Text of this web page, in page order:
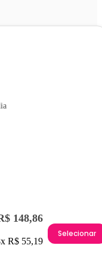
148,86
R$ 55,19
Selecionar